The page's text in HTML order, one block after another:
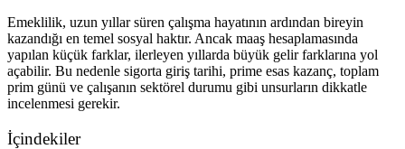
Emeklilik, uzun yıllar süren çalışma hayatının ardından bireyin
kazandığı en temel sosyal haktır. Ancak maaş hesaplamasında
yapılan küçük farklar, ilerleyen yıllarda büyük gelir farklarına yol
açabilir. Bu nedenle sigorta giriş tarihi, prime esas kazanç, toplam
prim günü ve çalışanın sektörel durumu gibi unsurların dikkatle
incelenmesi gerekir.
İçindekiler